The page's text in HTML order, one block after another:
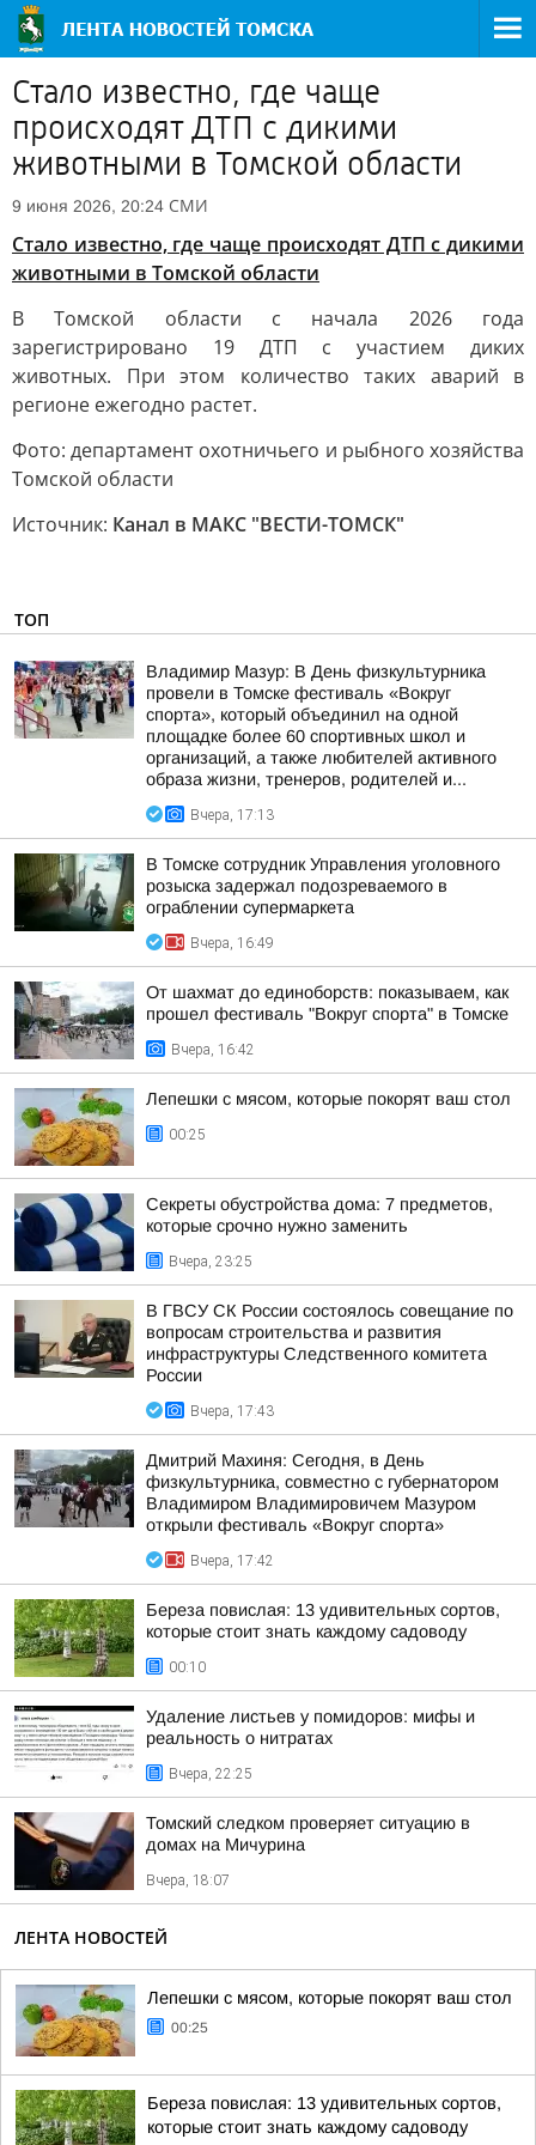
Стало известно, где чаще
происходят ДТП с дикими
животными в Томской области
9 июня 2026, 20:24 СМИ
Стало известно, где чаще происходят ДТП с дикими
животными в Томской области
В Томской области с начала 2026 года
зарегистрировано 19 ДТП с участием диких
животных. При этом количество таких аварий в
регионе ежегодно растет.
Фото: департамент охотничьего и рыбного хозяйства
Томской области
Источник: Канал в МАКС "ВЕСТИ-ТОМСК"
ТОП
Владимир Мазур: В День физкультурника
провели в Томске фестиваль «Вокруг
спорта», который объединил на одной
площадке более 60 спортивных школ и
организаций, а также любителей активного
образа жизни, тренеров, родителей и...
Вчера, 17:13
В Томске сотрудник Управления уголовного
розыска задержал подозреваемого в
ограблении супермаркета
Вчера, 16:49
От шахмат до единоборств: показываем, как
прошел фестиваль "Вокруг спорта" в Томске
Вчера, 16:42
Лепешки с мясом, которые покорят ваш стол
00:25
Секреты обустройства дома: 7 предметов,
которые срочно нужно заменить
Вчера, 23:25
В ГВСУ СК России состоялось совещание по
вопросам строительства и развития
инфраструктуры Следственного комитета
России
Вчера, 17:43
Дмитрий Махиня: Сегодня, в День
физкультурника, совместно с губернатором
Владимиром Владимировичем Мазуром
открыли фестиваль «Вокруг спорта»
Вчера, 17:42
Береза повислая: 13 удивительных сортов,
которые стоит знать каждому садоводу
00:10
Удаление листьев у помидоров: мифы и
реальность о нитратах
Вчера, 22:25
Томский следком проверяет ситуацию в
домах на Мичурина
Вчера, 18:07
ЛЕНТА НОВОСТЕЙ
Лепешки с мясом, которые покорят ваш стол
00:25
Береза повислая: 13 удивительных сортов,
которые стоит знать каждому садоводу